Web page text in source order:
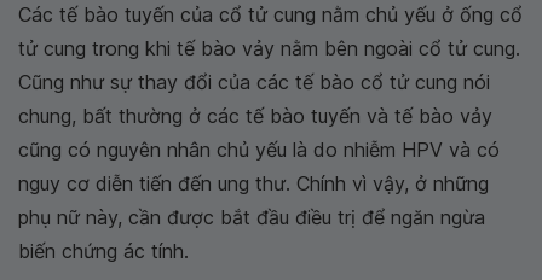
Các tế bào tuyến của cổ tử cung nằm chủ yếu ở ống cổ
tử cung trong khi tế bào vảy nằm bên ngoài cổ tử cung.
Cũng như sự thay đổi của các tế bào cổ tử cung nói
chung, bất thường ở các tế bào tuyến và tế bào vảy
cũng có nguyên nhân chủ yếu là do nhiễm HPV và có
nguy cơ diễn tiến đến ung thư. Chính vì vậy, ở những
phụ nữ này, cần được bắt đầu điều trị để ngăn ngừa
biến chứng ác tính.